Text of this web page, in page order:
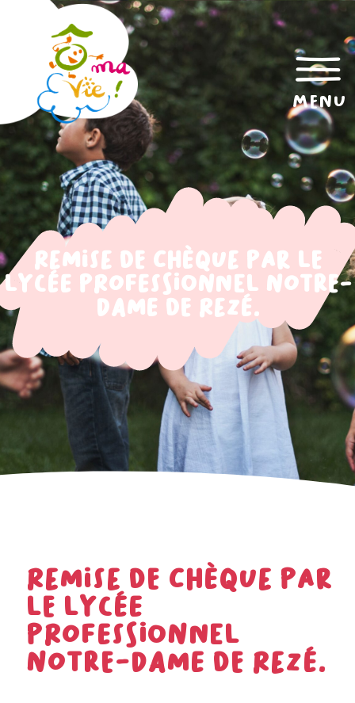
menu
Remise de chèque par le
lycée professionnel Notre-
Dame de Rezé.
Remise de chèque par
le lycée
professionnel
Notre-Dame de Rezé.